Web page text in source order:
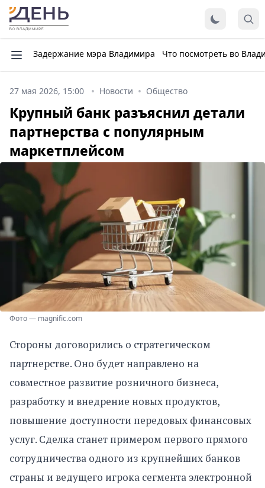
Задержание мэра Владимира Что посмотреть во
27 мая 2026, 15:00 Новости Общество
Крупный банк разъяснил детали
партнерства с популярным
маркетплейсом
Фото — magnific.com
Стороны договорились о стратегическом
партнерстве. Оно будет направлено на
совместное развитие розничного бизнеса,
разработку и внедрение новых продуктов,
повышение доступности передовых финансовых
услуг. Сделка станет примером первого прямого
сотрудничества одного из крупнейших банков
страны и ведущего игрока сегмента электронной